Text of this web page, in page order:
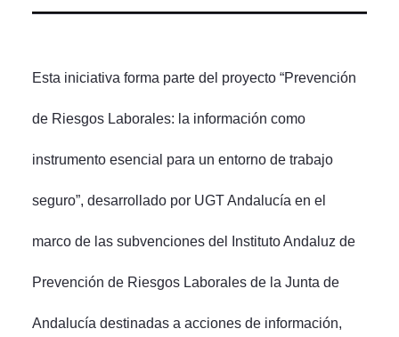
Esta iniciativa forma parte del proyecto “Prevención
de Riesgos Laborales: la información como
instrumento esencial para un entorno de trabajo
seguro”, desarrollado por UGT Andalucía en el
marco de las subvenciones del Instituto Andaluz de
Prevención de Riesgos Laborales de la Junta de
Andalucía destinadas a acciones de información,